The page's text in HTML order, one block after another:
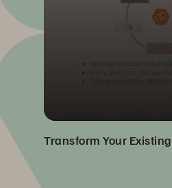
Transform Your